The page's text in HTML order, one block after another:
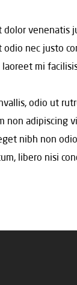
dolor venenatis
odio nec justo
mi
odio ut
non adipiscing
nibh non
libero nisi